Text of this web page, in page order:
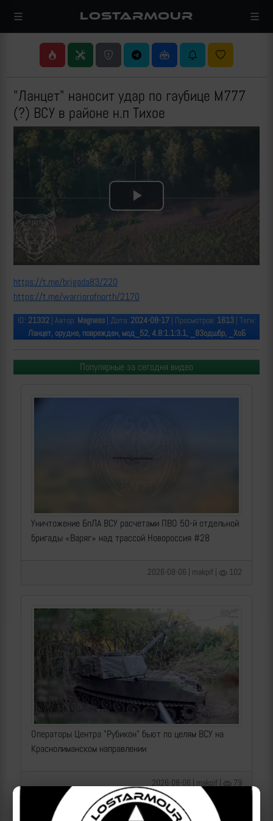
LOSTARMOUR
"Ланцет" наносит удар по гаубице M777
(?) ВСУ в районе н.п Тихое
Play
https://t.me/brigada83/220
https://t.me/warriorofnorth/2170
ID: 21332| Автор: Magness| Дата: 2024-08-17| Просмотров: 1613| Теги:
Ланцет, орудие, поврежден, мод_52, 4.8:1.1:3.1, _83одшбр, _ХоБ
Популярные за сегодня видео
Уничтожение БпЛА ВСУ расчетами ПВО 50-й отдельной
бригады «Варяг» над трассой Новороссия #28
2026-08-06 | makpif | 102
Операторы Центра "Рубикон" бьют по целям ВСУ на
Краснолиманском направлении
2026-08-06 | makpif | 79